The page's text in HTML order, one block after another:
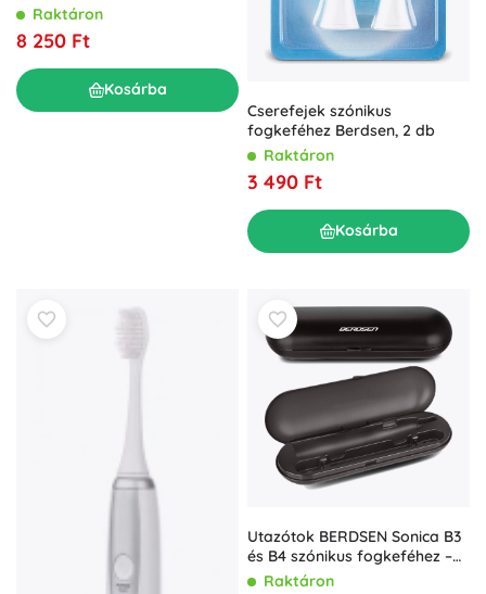
Raktáron
8 250 Ft
Kosárba
Cserefejek szónikus
fogkeféhez Berdsen, 2 db
Raktáron
3 490 Ft
Kosárba
Utazótok BERDSEN Sonica B3
és B4 szónikus fogkeféhez –
fekete
Raktáron